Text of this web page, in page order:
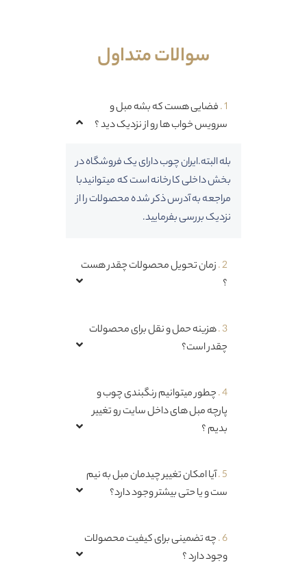
سوالات متداول
1 . فضایی هست که بشه مبل و
سرویس خواب ها رو از نزدیک دید ؟
بله البته.ایران چوب دارای یک فروشگاه در
بخش داخلی کارخانه است که میتوانیدبا
مراجعه به آدرس ذکر شده محصولات را از
نزدیک بررسی بفرمایید.
2 . زمان تحویل محصولات چقدر هست
؟
3 . هزینه حمل و نقل برای محصولات
چقدر است؟
4 . چطور میتوانیم رنگبندی چوب و
پارچه مبل های داخل سایت رو تغییر
بدیم ؟
5 . آیا امکان تغییر چیدمان مبل به نیم
ست و یا حتی بیشتر وجود دارد؟
6 . چه تضمینی برای کیفیت محصولات
وجود دارد ؟
ثبت